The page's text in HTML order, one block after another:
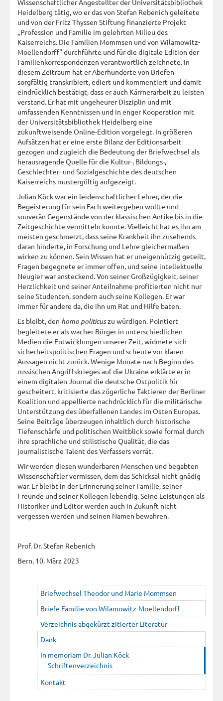
Wissenschaftlicher Angestellter der Universitätsbibliothek
Heidelberg tätig, wo er das von Stefan Rebenich geleitete
und von der Fritz Thyssen Stiftung finanzierte Projekt
„Profession und Familie im gelehrten Milieu des
Kaiserreichs. Die Familien Mommsen und von Wilamowitz-
Moellendorff“ durchführte und für die digitale Edition der
Familienkorrespondenzen verantwortlich zeichnete. In
diesem Zeitraum hat er Aberhunderte von Briefen
sorgfältig transkribiert, ediert und kommentiert und damit
eindrücklich bestätigt, dass er auch Kärrnerarbeit zu leisten
verstand. Er hat mit ungeheurer Disziplin und mit
umfassenden Kenntnissen und in enger Kooperation mit
der Universitätsbibliothek Heidelberg eine
zukunftweisende Online-Edition vorgelegt. In größeren
Aufsätzen hat er eine erste Bilanz der Editionsarbeit
gezogen und zugleich die Bedeutung der Briefwechsel als
herausragende Quelle für die Kultur-, Bildungs-,
Geschlechter- und Sozialgeschichte des deutschen
Kaiserreichs mustergültig aufgezeigt.
Julian Köck war ein leidenschaftlicher Lehrer, der die
Begeisterung für sein Fach weitergeben wollte und
souverän Gegenstände von der klassischen Antike bis in die
Zeitgeschichte vermitteln konnte. Vielleicht hat es ihn am
meisten geschmerzt, dass seine Krankheit ihn zusehends
daran hinderte, in Forschung und Lehre gleichermaßen
wirken zu können. Sein Wissen hat er uneigennützig geteilt,
Fragen begegnete er immer offen, und seine intellektuelle
Neugier war ansteckend. Von seiner Großzügigkeit, seiner
Herzlichkeit und seiner Anteilnahme profitierten nicht nur
seine Studenten, sondern auch seine Kollegen. Er war
immer für andere da, die ihn um Rat und Hilfe baten.
Es bleibt, den homo politicuszu würdigen. Pointiert
begleitete er als wacher Bürger in unterschiedlichen
Medien die Entwicklungen unserer Zeit, widmete sich
sicherheitspolitischen Fragen und scheute vor klaren
Aussagen nicht zurück. Wenige Monate nach Beginn des
russischen Angriffskrieges auf die Ukraine erklärte er in
einem digitalen Journal die deutsche Ostpolitik für
gescheitert, kritisierte das zögerliche Taktieren der Berliner
Koalition und appellierte nachdrücklich für die militärische
Unterstützung des überfallenen Landes im Osten Europas.
Seine Beiträge überzeugen inhaltlich durch historische
Tiefenschärfe und politischen Weitblick sowie formal durch
ihre sprachliche und stilistische Qualität, die das
journalistische Talent des Verfassers verrät.
Wir werden diesen wunderbaren Menschen und begabten
Wissenschaftler vermissen, dem das Schicksal nicht gnädig
war. Er bleibt in der Erinnerung seiner Familie, seiner
Freunde und seiner Kollegen lebendig. Seine Leistungen als
Historiker und Editor werden auch in Zukunft nicht
vergessen werden und seinen Namen bewahren.
Prof. Dr. Stefan Rebenich
Bern, 10. März 2023
Briefwechsel Theodor und Marie Mommsen
Briefe Familie von Wilamowitz-Moellendorff
Verzeichnis abgekürzt zitierter Literatur
Dank
In memoriam Dr. Julian Köck
Schriftenverzeichnis
Kontakt